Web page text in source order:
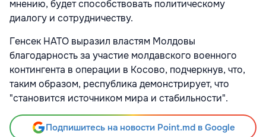
мнению, будет способствовать политическому
диалогу и сотрудничеству.
Генсек НАТО выразил властям Молдовы
благодарность за участие молдавского военного
контингента в операции в Косово, подчеркнув, что,
таким образом, республика демонстрирует, что
"становится источником мира и стабильности".
Подпишитесь на новости Point.md в Google